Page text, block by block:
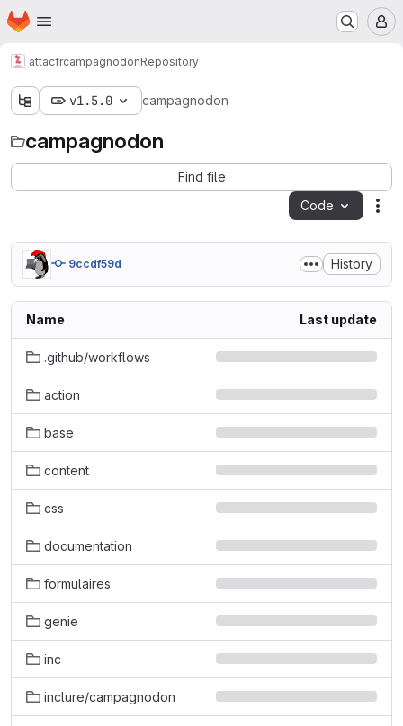
Skip to main content
Homepage
attacfrcampagnodonRepository
v1.5.0 campagnodon
campagnodon
Find file
Code
9ccdf59d History
Name Last update
.github/workflows
action
base
content
css
documentation
formulaires
genie
inc
inclure/campagnodon